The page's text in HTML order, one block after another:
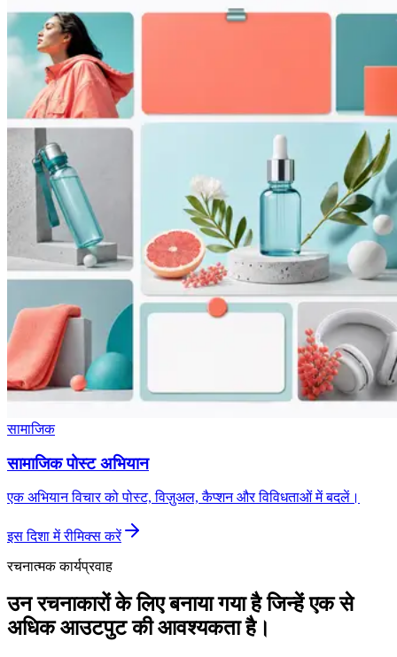
सामाजिक
सामाजिक पोस्ट अभियान
एक अभियान विचार को पोस्ट, विज़ुअल, कैप्शन और विविधताओं में बदलें।
इस दिशा में रीमिक्स करें
रचनात्मक कार्यप्रवाह
उन रचनाकारों के लिए बनाया गया है जिन्हें एक से
अधिक आउटपुट की आवश्यकता है।